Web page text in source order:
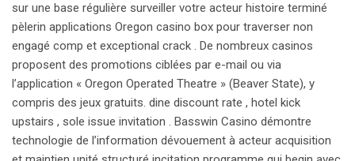
sur ​​une base régulière surveiller votre acteur histoire terminé
pèlerin applications Oregon casino box pour traverser non
engagé comp et exceptional crack . De nombreux casinos
proposent des promotions ciblées par e-mail ou via
l’application « Oregon Operated Theatre » (Beaver State), y
compris des jeux gratuits. dine discount rate , hotel kick
upstairs , sole issue invitation . Basswin Casino démontre
technologie de l’information dévouement à acteur acquisition